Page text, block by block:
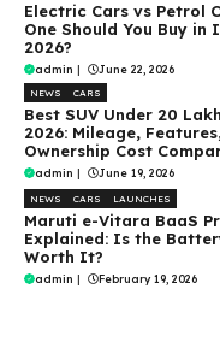
Electric Cars vs Petrol
One Should You Buy in
2026?
admin June 22, 2026
NEWS CARS
Best SUV Under ₹20
2026: Mileage,
Ownership Cost
admin | June 19, 2026
NEWS CARS LAUNCHES
Maruti e-Vitara BaaS
Explained: Is the
Worth It?
admin | February 19, 2026